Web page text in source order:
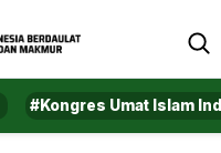
#Kongres Umat Islam